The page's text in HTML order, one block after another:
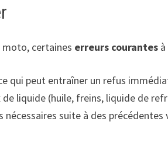
certaines erreurs courantes
qui peut entraîner un refus
de liquide (huile, freins, liquide de
nécessaires suite à des précédentes